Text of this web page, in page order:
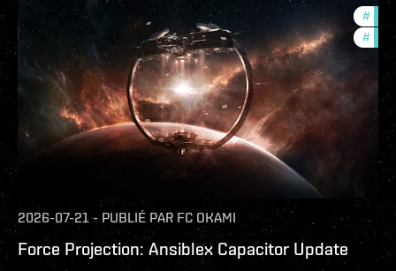
#
#
2026-07-21 - PUBLIÉ PAR FC OKAMI
Force Projection: Ansiblex Capacitor Update